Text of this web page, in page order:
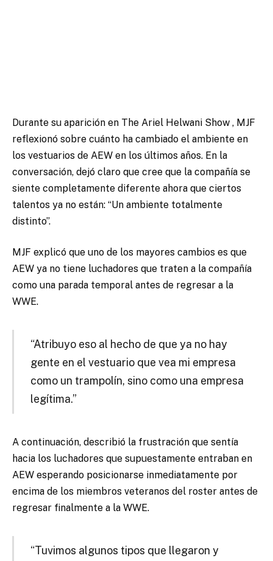
Durante su aparición en The Ariel Helwani Show , MJF
reflexionó sobre cuánto ha cambiado el ambiente en
los vestuarios de AEW en los últimos años. En la
conversación, dejó claro que cree que la compañía se
siente completamente diferente ahora que ciertos
talentos ya no están: “Un ambiente totalmente
distinto”.
MJF explicó que uno de los mayores cambios es que
AEW ya no tiene luchadores que traten a la compañía
como una parada temporal antes de regresar a la
WWE.
“Atribuyo eso al hecho de que ya no hay
gente en el vestuario que vea mi empresa
como un trampolín, sino como una empresa
legítima.”
A continuación, describió la frustración que sentía
hacia los luchadores que supuestamente entraban en
AEW esperando posicionarse inmediatamente por
encima de los miembros veteranos del roster antes de
regresar finalmente a la WWE.
“Tuvimos algunos tipos que llegaron y